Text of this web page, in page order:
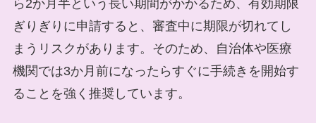
ら2か月半という長い期間がかかるため、有効期限
ぎりぎりに申請すると、審査中に期限が切れてし
まうリスクがあります。そのため、自治体や医療
機関では3か月前になったらすぐに手続きを開始す
ることを強く推奨しています。